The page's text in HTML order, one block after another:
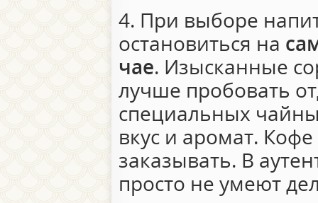
4. При выборе
остановиться на
чае. Изысканные
лучше пробовать
специальных
вкус и аромат.
заказывать. В
просто не умеют